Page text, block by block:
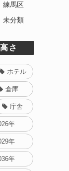
練馬区
未分類
さ
ホテル
倉庫
庁舎
年
年
年